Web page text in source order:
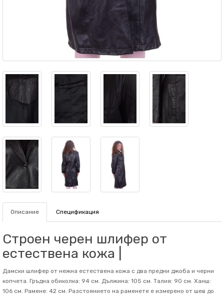
Описание Спецификация
Строен черен шлифер от
естествена кожа |
Дамски шлифер от нежна естествена кожа с два предни джоба и черни
копчета. Гръдна обиколка: 94 см. Дължина: 105 см. Талия: 90 см. Ханш:
106 см. Рамене: 42 см. Разстоянието на раменете е измерено от шев до